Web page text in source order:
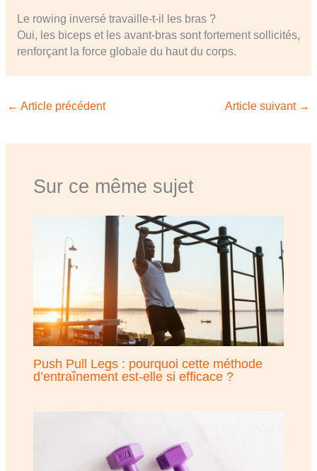
Le rowing inversé travaille-t-il les bras ?
Oui, les biceps et les avant-bras sont fortement sollicités,
renforçant la force globale du haut du corps.
← Article précédent Article suivant →
Sur ce même sujet
Push Pull Legs : pourquoi cette méthode
d’entraînement est-elle si efficace ?